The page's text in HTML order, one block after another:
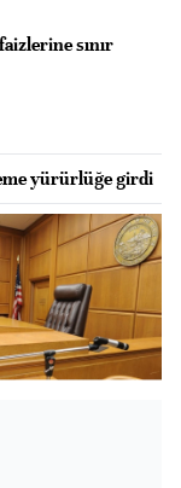
sınır
yürürlüğe girdi